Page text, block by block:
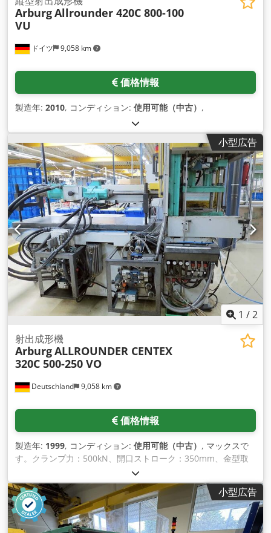
ドイツ 9,058 km
ArburgAllrounder 420C 800-100
VU
価格情報
製造年: 2010, コンディション: 使用可能（中古） ,
小型広告
1 /2
Deutschland 9,058 km
射出成形機
ArburgALLROUNDER CENTEX
320C 500-250 VO
価格情報
製造年: 1999, コンディション: 使用可能（中古） , マックスで
す。クランプ力：500kN、開口ストローク：350mm、金型取
付高さ：200mm、加熱能力：6,5kW、ネジ径：40m m、重
量：2,33t、資料はございません。 Djdpfeilhfcex Akaekr
小型広告